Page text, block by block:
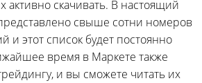
активно скачивать. В настоящий
свыше сотни номеров
и этот список будет постоянно
время в Маркете также
и вы сможете читать их